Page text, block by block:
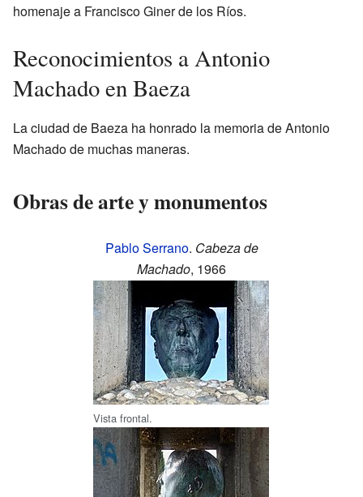
homenaje a Francisco Giner de los Ríos.
Reconocimientos a Antonio
Machado en Baeza
La ciudad de Baeza ha honrado la memoria de Antonio
Machado de muchas maneras.
Obras de arte y monumentos
Pablo Serrano. Cabeza de
Machado, 1966
Vista frontal.